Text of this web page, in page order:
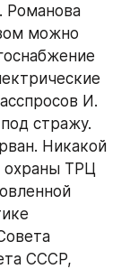
Романова
можно
И.
стражу.
Никакой
охраны ТРЦ
СССР,